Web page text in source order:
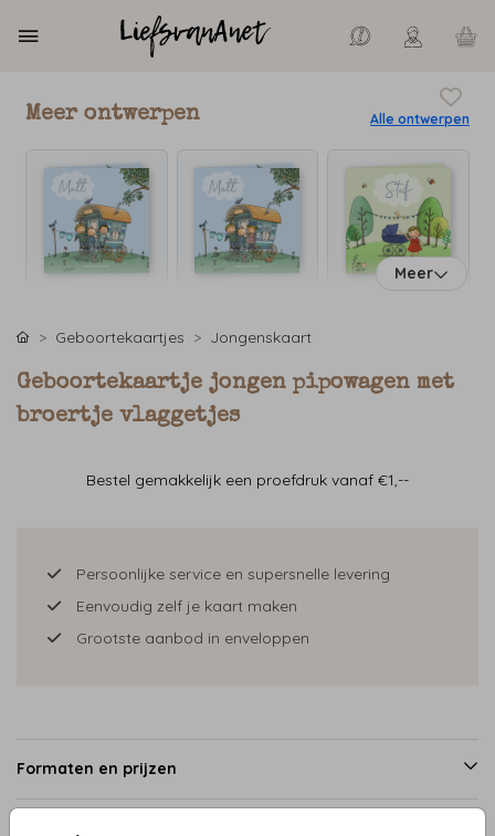
Meer ontwerpen Alle ontwerpen
Meer
Geboortekaartjes Jongenskaart
Geboortekaartje jongen pipowagen met
broertje vlaggetjes
Bestel gemakkelijk een proefdruk vanaf €1,--
Persoonlijke service en supersnelle levering
Eenvoudig zelf je kaart maken
Grootste aanbod in enveloppen
Formaten en prijzen